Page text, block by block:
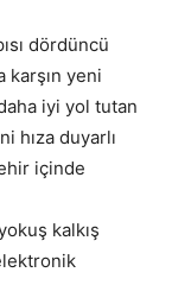
dördüncü
karşın yeni
iyi yol tutan
hıza duyarlı
içinde
kalkış